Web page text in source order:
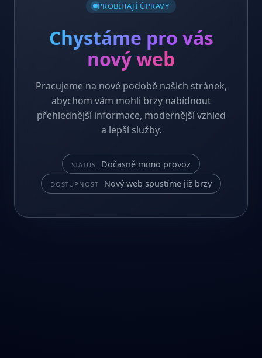
PROBÍHAJÍ ÚPRAVY
Chystáme pro vás
nový web
Pracujeme na nové podobě našich stránek,
abychom vám mohli brzy nabídnout
přehlednější informace, modernější vzhled
a lepší služby.
STATUS Dočasně mimo provoz
DOSTUPNOST Nový web spustíme již brzy